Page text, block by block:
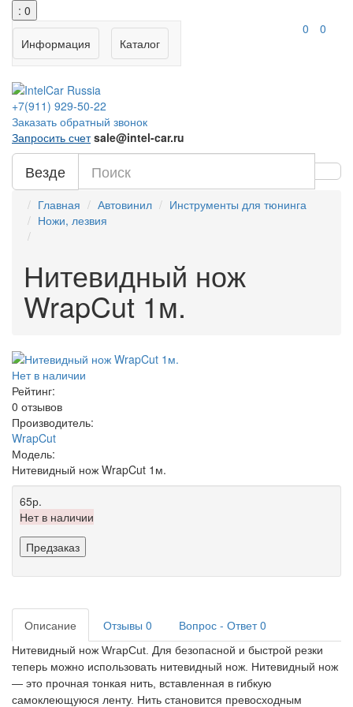
: 0
Каталог
Информация
0 0
+7(911) 929-50-22
Заказать обратный звонок
Запросить счет sale@intel-car.ru
Везде
Главная Автовинил
Инструменты для тюнинга
Ножи, лезвия
Нитевидный нож
WrapCut 1м.
Нет в наличии
Рейтинг:
0 отзывов
Производитель:
WrapCut
Модель:
Нитевидный нож WrapCut 1м.
65р.
Нет в наличии
Предзаказ
Описание Отзывы 0 Вопрос - Ответ0
Нитевидный нож WrapCut. Для безопасной и быстрой резки
теперь можно использовать нитевидный нож. Нитевидный нож
— это прочная тонкая нить, вставленная в гибкую
самоклеющуюся ленту. Нить становится превосходным